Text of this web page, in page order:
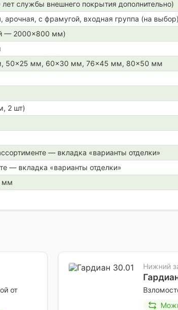
лет службы внешнего покрытия дополнительно)
арочная, с фрамугой, входная группа (на выбор)
— 2000×800 мм)
50×25 мм, 60×30 мм, 76×45 мм, 80×50 мм
2 шт)
— вкладка «варианты отделки»
— вкладка «варианты отделки»
мм
от
Нижний